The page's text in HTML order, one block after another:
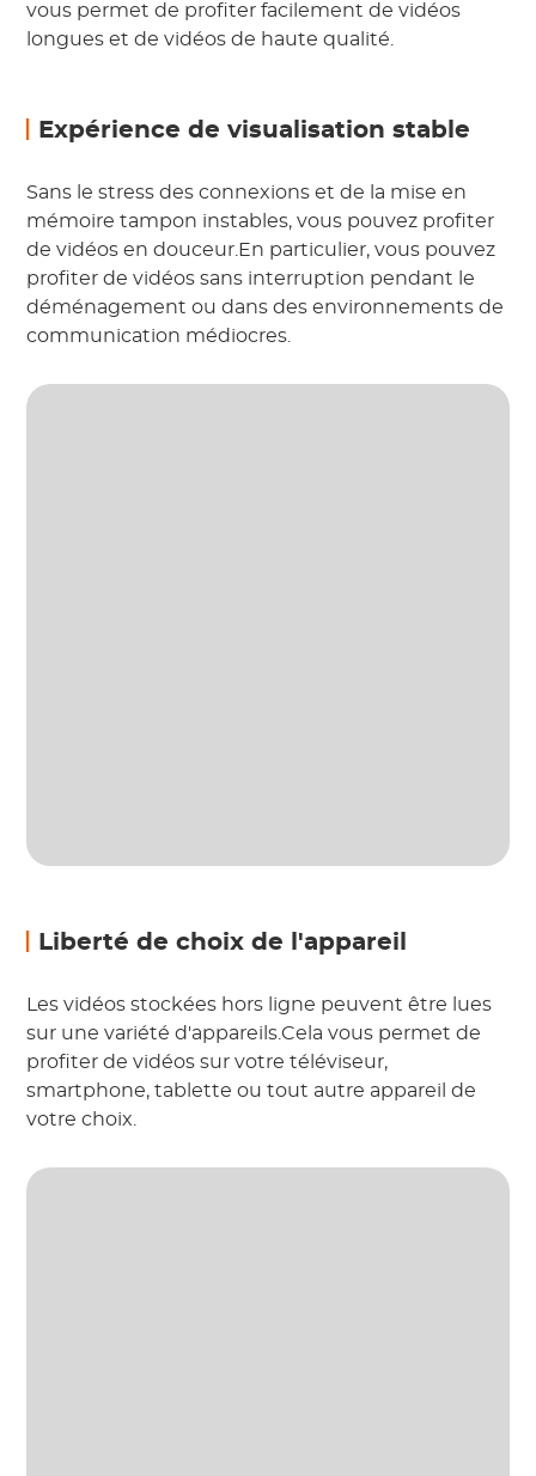
vous permet de profiter facilement de vidéos
longues et de vidéos de haute qualité.
Expérience de visualisation stable
Sans le stress des connexions et de la mise en
mémoire tampon instables, vous pouvez profiter
de vidéos en douceur.En particulier, vous pouvez
profiter de vidéos sans interruption pendant le
déménagement ou dans des environnements de
communication médiocres.
Liberté de choix de l'appareil
Les vidéos stockées hors ligne peuvent être lues
sur une variété d'appareils.Cela vous permet de
profiter de vidéos sur votre téléviseur,
smartphone, tablette ou tout autre appareil de
votre choix.